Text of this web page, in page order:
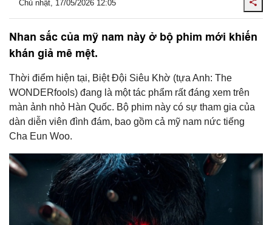
Chủ nhật, 17/05/2026 12:05
Nhan sắc của mỹ nam này ở bộ phim mới khiến
khán giả mê mệt.
Thời điểm hiện tại, Biệt Đội Siêu Khờ (tựa Anh: The
WONDERfools) đang là một tác phẩm rất đáng xem trên
màn ảnh nhỏ Hàn Quốc. Bộ phim này có sự tham gia của
dàn diễn viên đình đám, bao gồm cả mỹ nam nức tiếng
Cha Eun Woo.